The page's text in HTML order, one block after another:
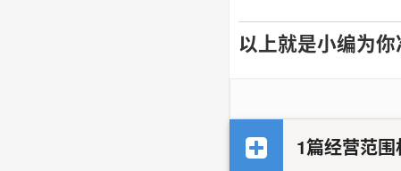
以上就是小编为你
1篇经营范